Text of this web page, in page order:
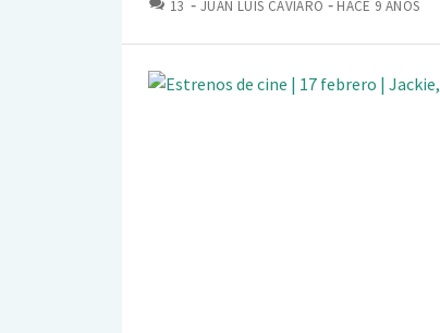
13
JUAN LUIS CAVIARO HACE 9 AÑOS